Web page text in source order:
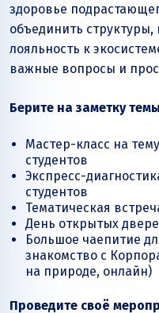
здоровье
объединить
лояльность к
важные вопросы и
Берите на заметку
Мастер-класс на
студентов
Экспресс-
студентов
Тематическая
День открытых
Большое чаепитие
знакомство с
на природе, онлайн)
Проведите своё